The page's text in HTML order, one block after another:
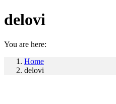
delovi
You are here:
Home
delovi